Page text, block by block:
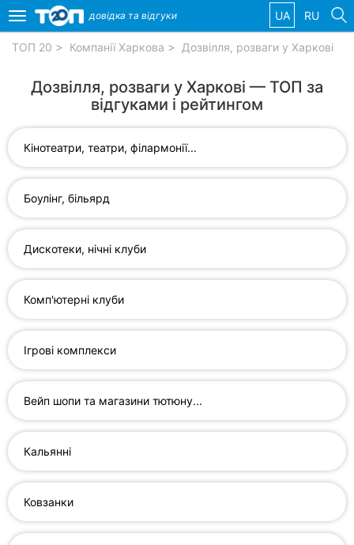
Обрані
компанії
Популярні
рубрики:
Приватні
Автошколи
Ресторани
Всі
рубрики
Toggle
navigation
довідка та відгуки UA RU
ТОП 20 Компанії Харкова Дозвілля, розваги у Харкові
Дозвілля, розваги у Харкові — ТОП за
відгуками і рейтингом
Кінотеатри, театри, філармонії...
Боулінг, більярд
Дискотеки, нічні клуби
Комп'ютерні клуби
Ігрові комплекси
Вейп шопи та магазини тютюну...
Кальянні
Ковзанки